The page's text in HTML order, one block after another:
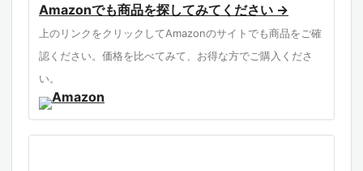
イバ不要。PCに接続するだけで動作します●ノート
パソコンやデスクトップPCのディスプレイに取付可
能なスタンド●カメラ用三脚穴を内蔵。市販のカメ
ラ用三脚に取り付けできます●カメラ本体にマイク
を内蔵。ヘッドフォンなしでもビデオチャットが楽
しめます。●USB2.0対応で動画がスムーズに動きま
Amazonでも商品を探してみてください →
上のリンクをクリックしてAmazonのサイトでも商品をご確
認ください。価格を比べてみて、お得な方でご購入くださ
い。